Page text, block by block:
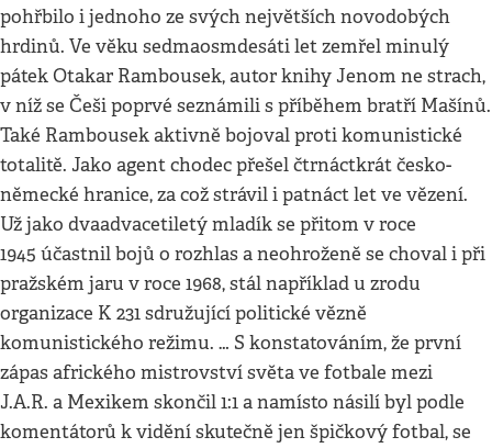
pohřbilo i jednoho ze svých největších novodobých
hrdinů. Ve věku sedmaosmdesáti let zemřel minulý
pátek Otakar Rambousek, autor knihy Jenom ne strach,
v níž se Češi poprvé seznámili s příběhem bratří Mašínů.
Také Rambousek aktivně bojoval proti komunistické
totalitě. Jako agent chodec přešel čtrnáctkrát česko-
německé hranice, za což strávil i patnáct let ve vězení.
Už jako dvaadvacetiletý mladík se přitom v roce
1945 účastnil bojů o rozhlas a neohroženě se choval i při
pražském jaru v roce 1968, stál například u zrodu
organizace K 231 sdružující politické vězně
komunistického režimu. … S konstatováním, že první
zápas afrického mistrovství světa ve fotbale mezi
J.A.R. a Mexikem skončil 1:1 a namísto násilí byl podle
komentátorů k vidění skutečně jen špičkový fotbal, se